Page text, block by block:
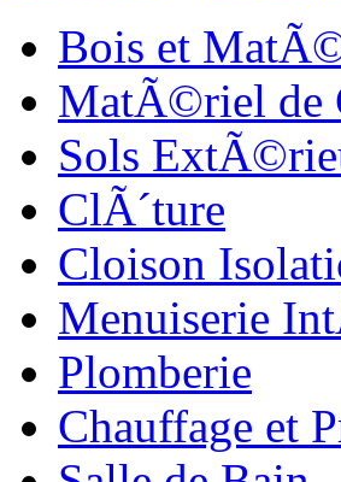
Bois et
MatÃ©riel de
Sols
ClÃ´ture
Cloison
Menuiserie
Plomberie
Chauffage et